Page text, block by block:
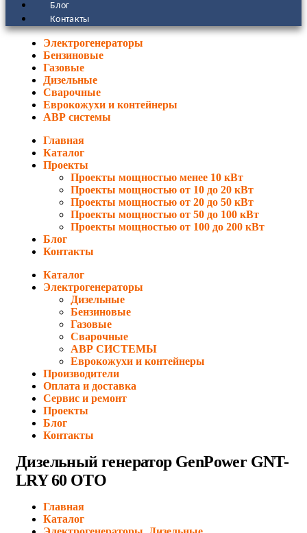
Блог
Контакты
Электрогенераторы
Бензиновые
Газовые
Дизельные
Сварочные
Еврокожухи и контейнеры
АВР системы
Главная
Каталог
Проекты
Проекты мощностью менее 10 кВт
Проекты мощностью от 10 до 20 кВт
Проекты мощностью от 20 до 50 кВт
Проекты мощностью от 50 до 100 кВт
Проекты мощностью от 100 до 200 кВт
Блог
Контакты
Каталог
Электрогенераторы
Дизельные
Бензиновые
Газовые
Сварочные
АВР СИСТЕМЫ
Еврокожухи и контейнеры
Производители
Оплата и доставка
Сервис и ремонт
Проекты
Блог
Контакты
Дизельный генератор GenPower GNT-
LRY 60 OTO
Главная
Каталог